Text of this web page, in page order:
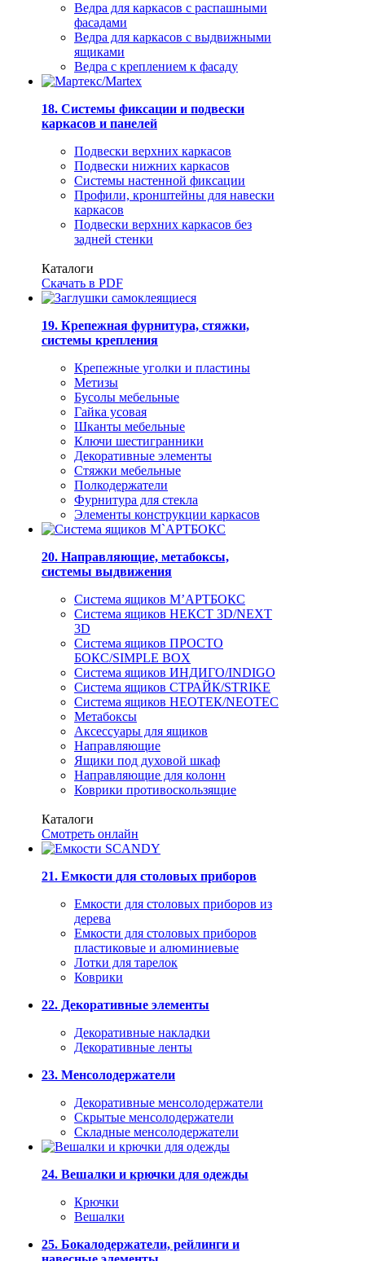
Ведра для каркасов с распашными
фасадами
Ведра для каркасов с выдвижными
ящиками
Ведра с креплением к фасаду
18. Системы фиксации и подвески
каркасов и панелей
Подвески верхних каркасов
Подвески нижних каркасов
Системы настенной фиксации
Профили, кронштейны для навески
каркасов
Подвески верхних каркасов без
задней стенки
Каталоги
Скачать в PDF
19. Крепежная фурнитура, стяжки,
системы крепления
Крепежные уголки и пластины
Метизы
Бусолы мебельные
Гайка усовая
Шканты мебельные
Ключи шестигранники
Декоративные элементы
Стяжки мебельные
Полкодержатели
Фурнитура для стекла
Элементы конструкции каркасов
20. Направляющие, метабоксы,
системы выдвижения
Система ящиков М’АРТБОКС
Система ящиков НЕКСТ 3D/NEXT
3D
Система ящиков ПРОСТО
БОКС/SIMPLE BOX
Система ящиков ИНДИГО/INDIGO
Система ящиков СТРАЙК/STRIKE
Система ящиков НЕОТЕК/NEOTEC
Метабоксы
Аксессуары для ящиков
Направляющие
Ящики под духовой шкаф
Направляющие для колонн
Коврики противоскользящие
Каталоги
Смотреть онлайн
21. Емкости для столовых приборов
Емкости для столовых приборов из
дерева
Емкости для столовых приборов
пластиковые и алюминиевые
Лотки для тарелок
Коврики
22. Декоративные элементы
Декоративные накладки
Декоративные ленты
23. Менсолодержатели
Декоративные менсолодержатели
Скрытые менсолодержатели
Складные менсолодержатели
24. Вешалки и крючки для одежды
Крючки
Вешалки
25. Бокалодержатели, рейлинги и